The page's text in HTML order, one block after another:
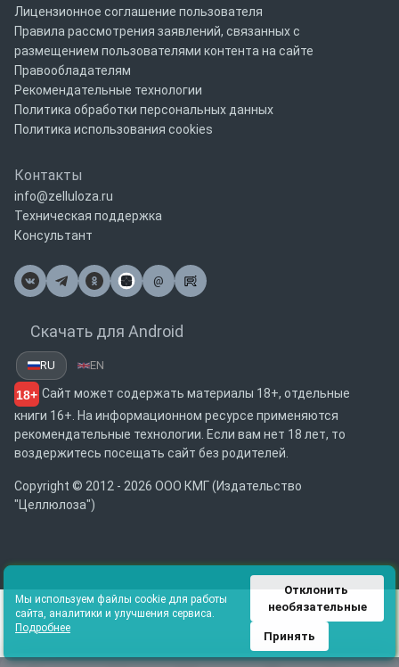
Лицензионное соглашение пользователя
Правила рассмотрения заявлений, связанных с
размещением пользователями контента на сайте
Правообладателям
Рекомендательные технологии
Политика обработки персональных данных
Политика использования cookies
Контакты
info@zelluloza.ru
Техническая поддержка
Консультант
@
Почта
Скачать для Android
RU EN
18+ Сайт может содержать материалы 18+, отдельные
книги 16+. На информационном ресурсе применяются
рекомендательные технологии. Если вам нет 18 лет, то
воздержитесь посещать сайт без родителей.
Copyright © 2012 - 2026 ООО КМГ (Издательство
"Целлюлоза")
Мы используем файлы cookie для работы
сайта, аналитики и улучшения сервиса.
Подробнее
Отклонить
необязательные
Принять